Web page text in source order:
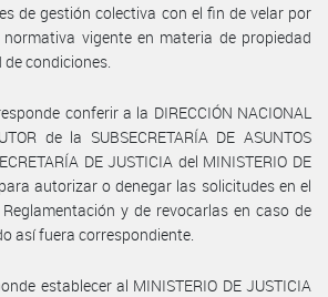
de gestión colectiva con el fin de velar por
vigente en materia de propiedad
condiciones.
conferir a la DIRECCIÓN NACIONAL
de la SUBSECRETARÍA DE ASUNTOS
DE JUSTICIA del MINISTERIO DE
autorizar o denegar las solicitudes en el
y de revocarlas en caso de
así fuera correspondiente.
establecer al MINISTERIO DE JUSTICIA